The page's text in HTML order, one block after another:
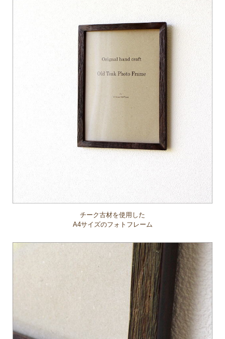
チーク古材を使用した
A4サイズのフォトフレーム